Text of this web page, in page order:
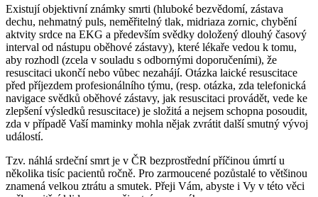
Existují objektivní známky smrti (hluboké bezvědomí, zástava
dechu, nehmatný puls, neměřitelný tlak, midriaza zornic, chybění
aktvity srdce na EKG a především svědky doložený dlouhý časový
interval od nástupu oběhové zástavy), které lékaře vedou k tomu,
aby rozhodl (zcela v souladu s odbornými doporučeními), že
resuscitaci ukončí nebo vůbec nezahájí. Otázka laické resuscitace
před příjezdem profesionálního týmu, (resp. otázka, zda telefonická
navigace svědků oběhové zástavy, jak resuscitaci provádět, vede ke
zlepšení výsledků resuscitace) je složitá a nejsem schopna posoudit,
zda v případě Vaší maminky mohla nějak zvrátit další smutný vývoj
událostí.
Tzv. náhlá srdeční smrt je v ČR bezprostřední příčinou úmrtí u
několika tisíc pacientů ročně. Pro zarmoucené pozůstalé to většinou
znamená velkou ztrátu a smutek. Přeji Vám, abyste i Vy v této věci